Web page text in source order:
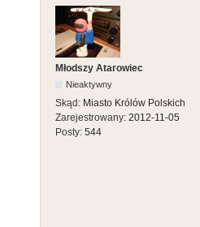
Młodszy Atarowiec
Nieaktywny
Skąd: Miasto Królów Polskich
Zarejestrowany: 2012-11-05
Posty: 544